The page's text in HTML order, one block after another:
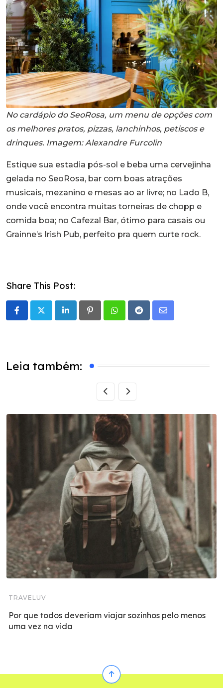
No cardápio do SeoRosa, um menu de opções com
os melhores pratos, pizzas, lanchinhos, petiscos e
drinques. Imagem: Alexandre Furcolin
Estique sua estadia pós-sol e beba uma cervejinha
gelada no SeoRosa, bar com boas atrações
musicais, mezanino e mesas ao ar livre; no Lado B,
onde você encontra muitas torneiras de chopp e
comida boa; no Cafezal Bar, ótimo para casais ou
Grainne’s Irish Pub, perfeito pra quem curte rock.
Share This Post:
LinkedInPinterestWhatsappRedditShare
Leia também:
TRAVELUV
Por que todos deveriam viajar sozinhos pelo menos
uma vez na vida